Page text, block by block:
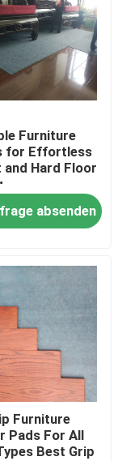
Furniture
for Effortless
and Hard Floor
absenden
Furniture
Pads For All
Best Grip